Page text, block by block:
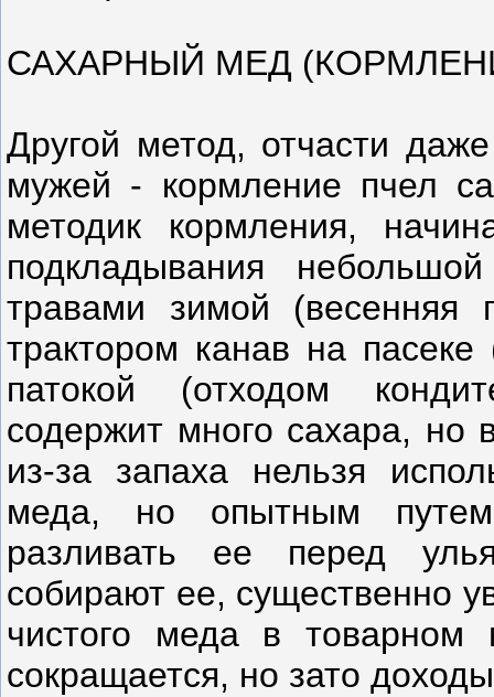
САХАРНЫЙ МЕД
Другой метод, отчасти
мужей - кормление пчел
методик кормления,
подкладывания
травами зимой (весенняя
трактором канав на
патокой (отходом
содержит много сахара, но
из-за запаха нельзя
меда, но опытным
разливать ее перед
собирают ее, существенно
чистого меда в
сокращается, но зато